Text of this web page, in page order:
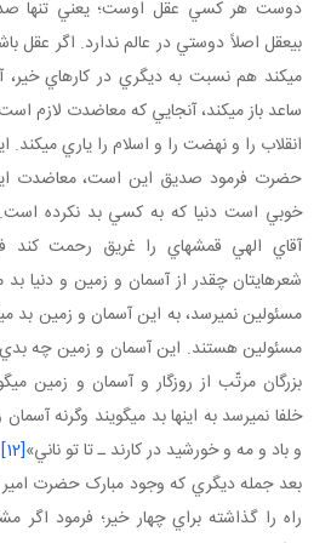
دوست هر کسي عقل اوست؛ يعني تنها
بي عقل اصلاً دوستي در عالم ندارد. اگر
مي کند هم نسبت به ديگري در کارهاي
ساعد باز مي کند، آنجايي که معاضدت لازم
انقلاب را و نهضت را و اسلام را ياري مي
حضرت فرمود صديق اين است، معاضدت
خوبي است دنيا که به کسي بد نکرده است.
آقاي الهي قمشه اي را غريق رحمت کند
شعرهايتان چقدر از آسمان و زمين و دنيا
مسئولين نمي رسد، به اين آسمان و زمين بد
مسئولين هستند. اين آسمان و زمين چه بدي
بزرگان مرتّب از روزگار و آسمان و زمين
خلفا نمي رسد به اينها بد مي گويند وگرنه
و باد و مه و خورشيد در کارند ـ تا تو ناني»[12]
بعد جمله ديگري که وجود مبارک حضرت امير
راه را گذاشته براي چهار خير؛ فرمود اگر